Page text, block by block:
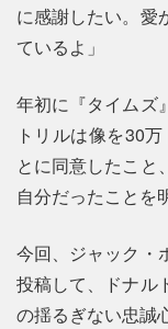
に感謝したい。愛
ているよ」
年初に『タイムズ
トリルは像を30
とに同意したこと
自分だったことを
今回、ジャック・
投稿して、ドナル
の揺るぎない忠誠